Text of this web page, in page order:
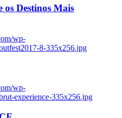
os Destinos Mais
wp-
8-335x256.jpg
wp-
experience-335x256.jpg